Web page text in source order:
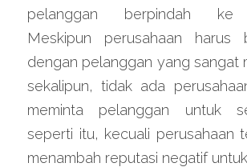
pelanggan berpindah ke
Meskipun perusahaan harus
dengan pelanggan yang sangat
sekalipun, tidak ada
meminta pelanggan untuk
seperti itu, kecuali perusahaan
menambah reputasi negatif